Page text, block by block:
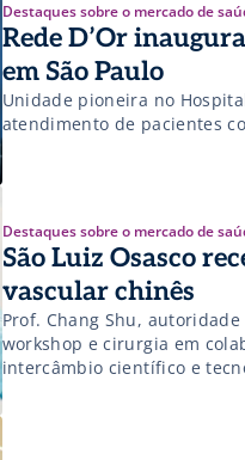
Destaques sobre o mercado de
Rede D’Or
em São Paulo
Unidade pioneira no
atendimento de pacientes
Destaques sobre o mercado de
São Luiz Osasco
vascular chinês
Prof. Chang Shu,
workshop e cirurgia em
intercâmbio científico e